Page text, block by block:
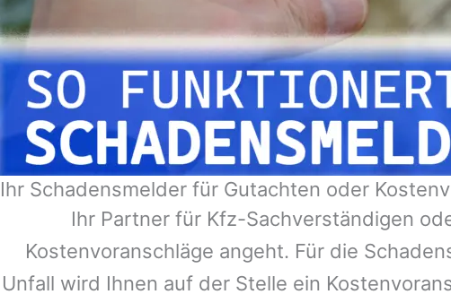
Ihr Schadensmelder für Gutachten oder
Ihr Partner für Kfz-Sachverständigen
Kostenvoranschläge angeht. Für die
Unfall wird Ihnen auf der Stelle ein